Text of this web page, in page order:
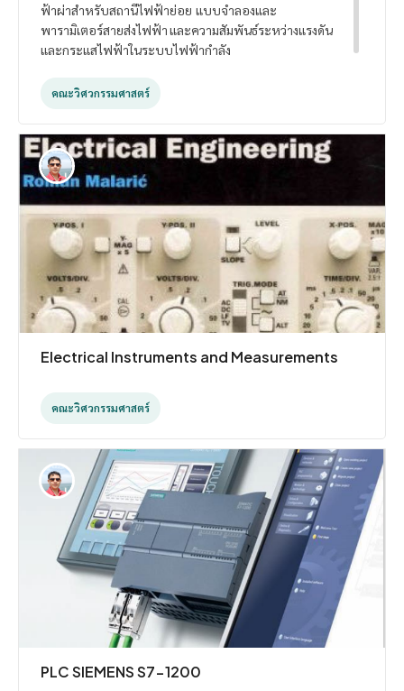
ฟ้าผ่าสำหรับสถานีไฟฟ้าย่อย แบบจำลองและ
พารามิเตอร์สายส่งไฟฟ้า และความสัมพันธ์ระหว่างแรงดัน
และกระแสไฟฟ้าในระบบไฟฟ้ากำลัง
power plant, steam power plant, gas turbine
energy, type of substation, substation
equipment, substation layout, lightning
protection for substation, transmission line
model and parameters and relation between
current and voltage in power system.
คณะวิศวกรรมศาสตร์
Electrical Instruments and Measurements
คณะวิศวกรรมศาสตร์
PLC SIEMENS S7-1200